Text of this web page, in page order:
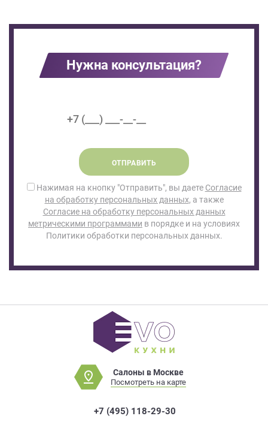
Нужна консультация?
ОТПРАВИТЬ
Нажимая на кнопку "Отправить", вы даете Согласие
на обработку персональных данных, а также
Согласие на обработку персональных данных
метрическими программами в порядке и на условиях
Политики обработки персональных данных.
Салоны в Москве
Посмотреть на карте
+7 (495) 118-29-30